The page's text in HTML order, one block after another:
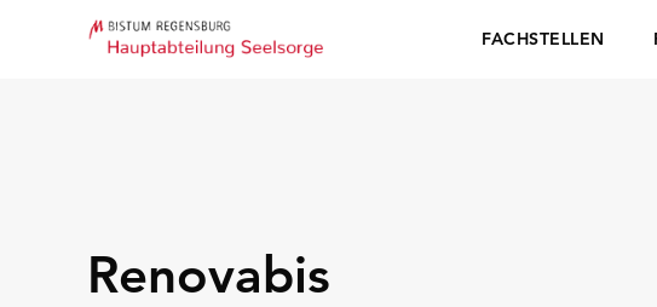
FACHSTELLEN
Renovabis